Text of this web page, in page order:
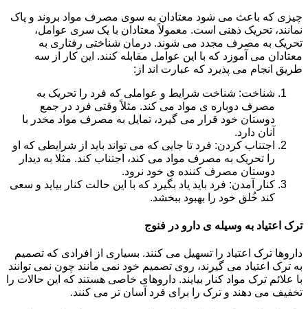
چیزی که باعث می شود معتادان به سوی مصرف مواد بروند و پاک
نمانند، تحریک ذهنی است. معمولاً معتادان با یک سری عوامل،
تحریک به مصرف مجدد می شوند. درمان شناختی رفتاری به
معتادان می آموزد که با این عوامل مقابله کنند. این کار از سه
طریق انجام می پذیرد که عبارت اند از:
شناخت: شناخت شرایط و عواملی که فرد را تحریک به
مصرف دوباره ی مواد می کند. مثلاً وقتی فرد در جمع
دوستان خود قرار می گیرد، تمایل به مصرف مواد مخدر با
آنان دارد.
اجتناب کردن: فرد تا جایی که می تواند باید از شرایطی که او
را تحریک به مصرف مواد می کند، اجتناب کند. مثلا به دیدار
دوستان مصرف کننده ی خود نرود.
کنار آمدن: فرد باید یاد بگیرد که با این حالت کنار بیاید و سعی
کند خُلق خود را بهبود ببخشد.
ترک اعتیاد به وسیله ی دارو در فنوج
داروها ترک اعتیاد را تسهیل می کنند. بسیاری از افرادی که تصمیم
به ترک اعتیاد می گیرند، روی تصمیم خود نمی مانند چون نمی توانند
با علائم ترک مواد کنار بیایند. داروهای خاصی هستند که این حالات را
تخفیف می دهند و ترک را برای فرد آسان تر می کنند.